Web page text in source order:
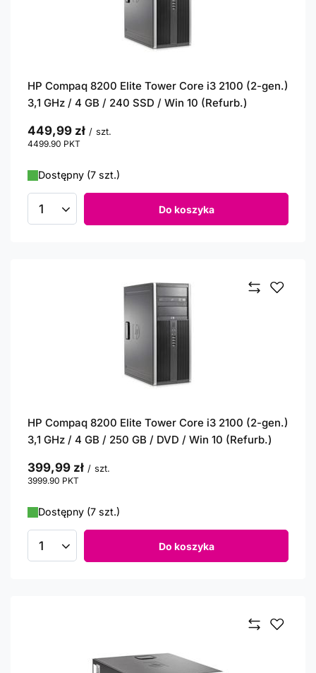
HP Compaq 8200 Elite Tower Core i3 2100 (2-gen.)
3,1 GHz / 4 GB / 240 SSD / Win 10 (Refurb.)
449,99 zł / szt.
4499.90 PKT
Dostępny (7 szt.)
Ilość produktów Do koszyka
HP Compaq 8200 Elite Tower Core i3 2100 (2-gen.)
3,1 GHz / 4 GB / 250 GB / DVD / Win 10 (Refurb.)
399,99 zł / szt.
3999.90 PKT
Dostępny (7 szt.)
Ilość produktów Do koszyka